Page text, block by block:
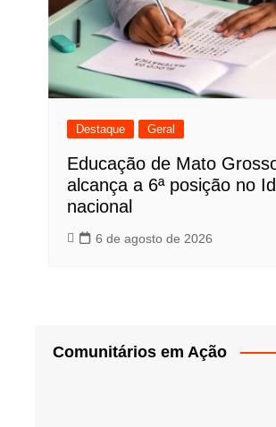
Destaque Geral
Educação de Mato
alcança a 6ª posição no
nacional
6 de agosto de 2026
Comunitários em Ação